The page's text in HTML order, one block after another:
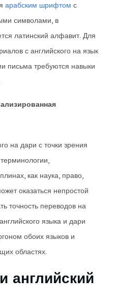
арабским шрифтом с
символами, в
латинский алфавит. Для
с английского на язык
письма требуются навыки
на дари с точки зрения
как наука, право,
оказаться непростой
точность переводов на
языка и дари
обоих языков и
областях.
английский